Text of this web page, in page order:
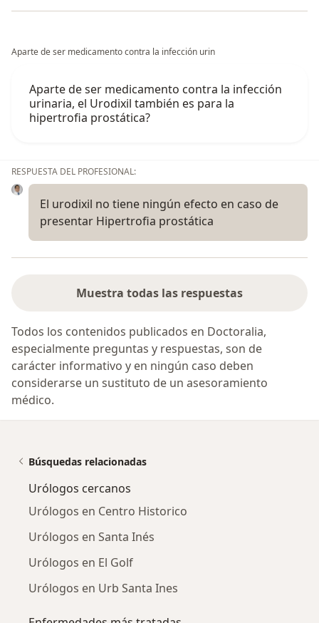
Aparte de ser medicamento contra la infección urin
Aparte de ser medicamento contra la infección
urinaria, el Urodixil también es para la
hipertrofia prostática?
RESPUESTA DEL PROFESIONAL:
El urodixil no tiene ningún efecto en caso de
presentar Hipertrofia prostática
Muestra todas las respuestas
Todos los contenidos publicados en Doctoralia,
especialmente preguntas y respuestas, son de
carácter informativo y en ningún caso deben
considerarse un sustituto de un asesoramiento
médico.
Búsquedas relacionadas
Urólogos cercanos
Urólogos en Centro Historico
Urólogos en Santa Inés
Urólogos en El Golf
Urólogos en Urb Santa Ines